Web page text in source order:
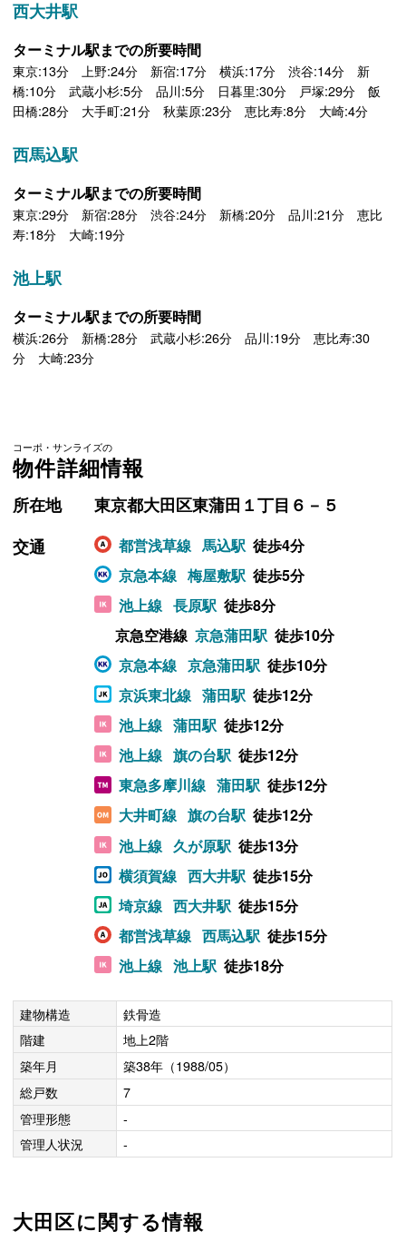
西大井駅
ターミナル駅までの所要時間
東京:13分 上野:24分 新宿:17分 横浜:17分 渋谷:14分 新
橋:10分 武蔵小杉:5分 品川:5分 日暮里:30分 戸塚:29分 飯
田橋:28分 大手町:21分 秋葉原:23分 恵比寿:8分 大崎:4分
西馬込駅
ターミナル駅までの所要時間
東京:29分 新宿:28分 渋谷:24分 新橋:20分 品川:21分 恵比
寿:18分 大崎:19分
池上駅
ターミナル駅までの所要時間
横浜:26分 新橋:28分 武蔵小杉:26分 品川:19分 恵比寿:30
分 大崎:23分
コーポ・サンライズの
物件詳細情報
所在地
東京都大田区東蒲田１丁目６－５
交通
都営浅草線 馬込駅 徒歩4分
京急本線 梅屋敷駅 徒歩5分
池上線 長原駅 徒歩8分
京急空港線 京急蒲田駅 徒歩10分
京急本線 京急蒲田駅 徒歩10分
京浜東北線 蒲田駅 徒歩12分
池上線 蒲田駅 徒歩12分
池上線 旗の台駅 徒歩12分
東急多摩川線 蒲田駅 徒歩12分
大井町線 旗の台駅 徒歩12分
池上線 久が原駅 徒歩13分
横須賀線 西大井駅 徒歩15分
埼京線 西大井駅 徒歩15分
都営浅草線 西馬込駅 徒歩15分
池上線 池上駅 徒歩18分
建物構造
鉄骨造
階建
地上2階
築年月
築38年（1988/05）
総戸数
7
管理形態
-
管理人状況
-
大田区に関する情報